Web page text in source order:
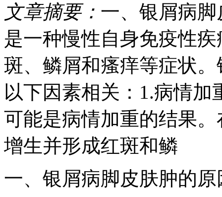
文章摘要： 一、银屑病
是一种慢性自身免疫性
斑、鳞屑和瘙痒等症状
以下因素相关：1.病情
可能是病情加重的结果
增生并形成红斑和鳞
一、银屑病脚皮肤肿的